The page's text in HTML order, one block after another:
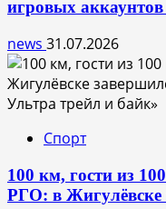
игровых
news 31.07.2026
Спорт
100 км, гости из
РГО: в Жигулёвске